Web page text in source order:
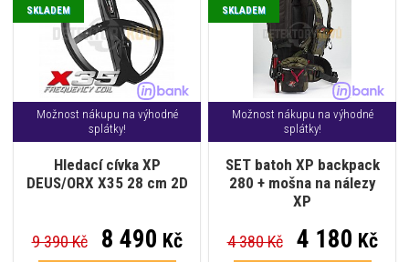
Možnost nákupu na výhodné
splátky!
Hledací cívka XP
DEUS/ORX X35 28 cm 2D
SKLADEM
9 390 Kč 8 490 Kč
Možnost nákupu na výhodné
splátky!
SET batoh XP backpack
280 + mošna na nálezy
XP
SKLADEM
4 380 Kč 4 180 Kč